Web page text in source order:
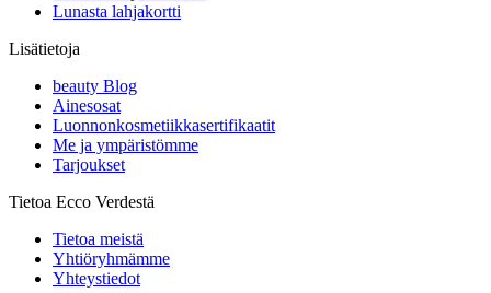
Lunasta lahjakortti
Lisätietoja
beauty Blog
Ainesosat
Luonnonkosmetiikkasertifikaatit
Me ja ympäristömme
Tarjoukset
Tietoa Ecco Verdestä
Tietoa meistä
Yhtiöryhmämme
Yhteystiedot